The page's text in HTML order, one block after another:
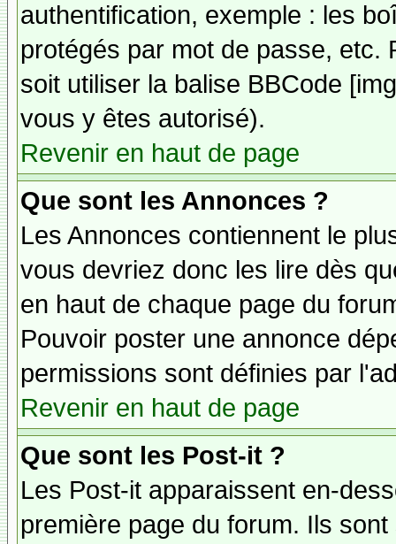
authentification, exemple : les
protégés par mot de passe, etc.
soit utiliser la balise BBCode
vous y êtes autorisé).
Revenir en haut de page
Que sont les Annonces ?
Les Annonces contiennent le
vous devriez donc les lire dès
en haut de chaque page du
Pouvoir poster une annonce
permissions sont définies par
Revenir en haut de page
Que sont les Post-it ?
Les Post-it apparaissent en-
première page du forum. Ils